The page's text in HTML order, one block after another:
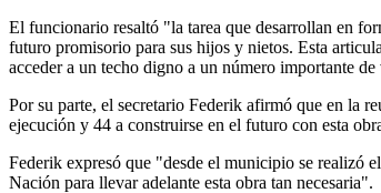
El funcionario resaltó "la tarea que desarrollan en
futuro promisorio para sus hijos y nietos. Esta
acceder a un techo digno a un número importante
Por su parte, el secretario Federik afirmó que en la
ejecución y 44 a construirse en el futuro con esta
Federik expresó que "desde el municipio se realizó
Nación para llevar adelante esta obra tan necesaria".